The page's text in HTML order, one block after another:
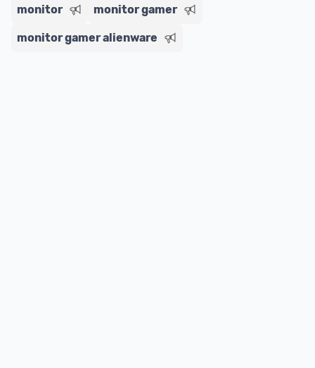
monitor
monitor gamer
monitor gamer alienware